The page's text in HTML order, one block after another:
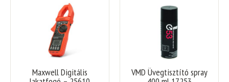
Maxwell Digitális VMD Üvegtisztító spray